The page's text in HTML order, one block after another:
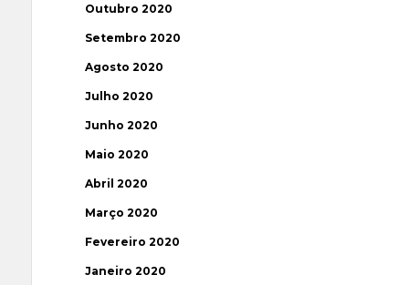
Outubro 2020
Setembro 2020
Agosto 2020
Julho 2020
Junho 2020
Maio 2020
Abril 2020
Março 2020
Fevereiro 2020
Janeiro 2020